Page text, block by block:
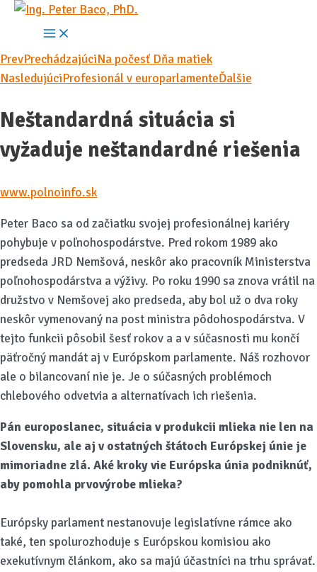
Preskočiť
Main
PrevPrechádzajúciNa počesť Dňa matiek
NasledujúciProfesionál v europarlamenteĎalšie
Neštandardná situácia si
vyžaduje neštandardné riešenia
www.polnoinfo.sk
Peter Baco sa od začiatku svojej profesionálnej kariéry
pohybuje v poľnohospodárstve. Pred rokom 1989 ako
predseda JRD Nemšová, neskôr ako pracovník Ministerstva
poľnohospodárstva a výživy. Po roku 1990 sa znova vrátil na
družstvo v Nemšovej ako predseda, aby bol už o dva roky
neskôr vymenovaný na post ministra pôdohospodárstva. V
tejto funkcii pôsobil šesť rokov a a v súčasnosti mu končí
päťročný mandát aj v Európskom parlamente. Náš rozhovor
ale o bilancovaní nie je. Je o súčasných problémoch
chlebového odvetvia a alternatívach ich riešenia.
Pán europoslanec, situácia v produkcii mlieka nie len na
Slovensku, ale aj v ostatných štátoch Európskej únie je
mimoriadne zlá. Aké kroky vie Európska únia podniknúť,
aby pomohla prvovýrobe mlieka?
Európsky parlament nestanovuje legislatívne rámce ako
také, ten spolurozhoduje s Európskou komisiou ako
exekutívnym článkom, ako sa majú účastníci na trhu správať.